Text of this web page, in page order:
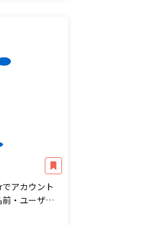
アカウント
・ユーザー
なる？